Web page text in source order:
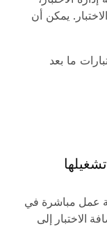
يمكن أن
ما بعد
عمل مباشرة في
الاختبار إلى